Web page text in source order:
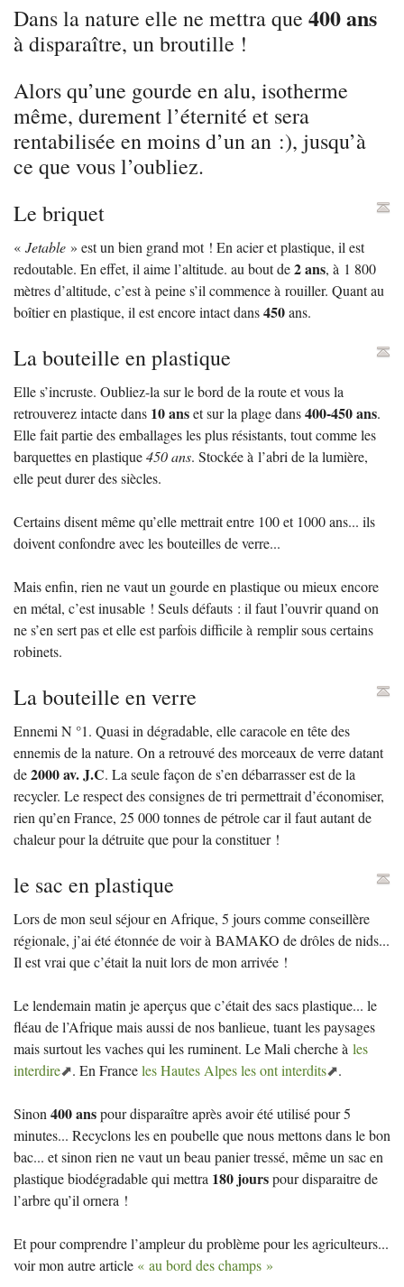
Dans la nature elle ne mettra que 400 ans
à disparaître, un broutille !
Alors qu’une gourde en alu, isotherme
même, durement l’éternité et sera
rentabilisée en moins d’un an :), jusqu’à
ce que vous l’oubliez.
Le briquet
« Jetable » est un bien grand mot ! En acier et plastique, il est
redoutable. En effet, il aime l’altitude. au bout de2 ans, à 1 800
mètres d’altitude, c’est à peine s’il commence à rouiller. Quant au
boîtier en plastique, il est encore intact dans450ans.
La bouteille en plastique
Elle s’incruste. Oubliez-la sur le bord de la route et vous la
retrouverez intacte dans 10 anset sur la plage dans400-450 ans.
Elle fait partie des emballages les plus résistants, tout comme les
barquettes en plastique450 ans. Stockée à l’abri de la lumière,
elle peut durer des siècles.
Certains disent même qu’elle mettrait entre 100 et 1000 ans... ils
doivent confondre avec les bouteilles de verre...
Mais enfin, rien ne vaut un gourde en plastique ou mieux encore
en métal, c’est inusable ! Seuls défauts : il faut l’ouvrir quand on
ne s’en sert pas et elle est parfois difficile à remplir sous certains
robinets.
La bouteille en verre
Ennemi N °1. Quasi in dégradable, elle caracole en tête des
ennemis de la nature. On a retrouvé des morceaux de verre datant
de2000 av. J.C. La seule façon de s’en débarrasser est de la
recycler. Le respect des consignes de tri permettrait d’économiser,
rien qu’en France, 25 000 tonnes de pétrole car il faut autant de
chaleur pour la détruite que pour la constituer !
le sac en plastique
Lors de mon seul séjour en Afrique, 5 jours comme conseillère
régionale, j’ai été étonnée de voir à BAMAKO de drôles de nids...
Il est vrai que c’était la nuit lors de mon arrivée !
Le lendemain matin je aperçus que c’était des sacs plastique... le
fléau de l’Afrique mais aussi de nos banlieue, tuant les paysages
mais surtout les vaches qui les ruminent. Le Mali cherche à les
interdire
. En Franceles Hautes Alpes les ont interdits .
Sinon 400 anspour disparaître après avoir été utilisé pour 5
minutes... Recyclons les en poubelle que nous mettons dans le bon
bac... et sinon rien ne vaut un beau panier tressé, même un sac en
plastique biodégradable qui mettra 180 jourspour disparaitre de
l’arbre qu’il ornera !
Et pour comprendre l’ampleur du problème pour les agriculteurs...
voir mon autre article « au bord des champs »